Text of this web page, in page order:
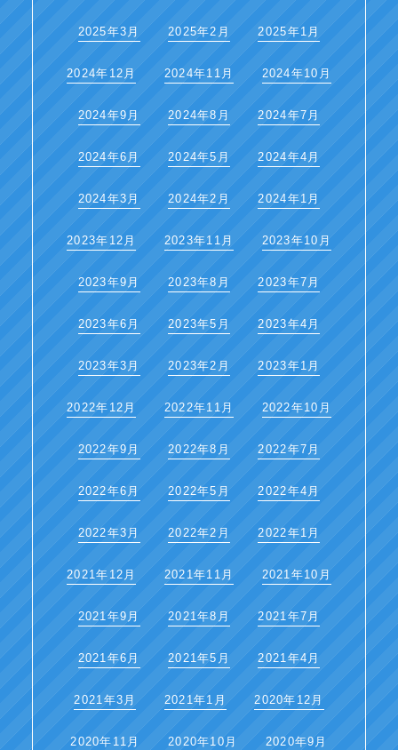
2025年3月 2025年2月 2025年1月
2024年12月 2024年11月 2024年10月
2024年9月 2024年8月 2024年7月
2024年6月 2024年5月 2024年4月
2024年3月 2024年2月 2024年1月
2023年12月 2023年11月 2023年10月
2023年9月 2023年8月 2023年7月
2023年6月 2023年5月 2023年4月
2023年3月 2023年2月 2023年1月
2022年12月 2022年11月 2022年10月
2022年9月 2022年8月 2022年7月
2022年6月 2022年5月 2022年4月
2022年3月 2022年2月 2022年1月
2021年12月 2021年11月 2021年10月
2021年9月 2021年8月 2021年7月
2021年6月 2021年5月 2021年4月
2021年3月 2021年1月 2020年12月
2020年11月 2020年10月 2020年9月